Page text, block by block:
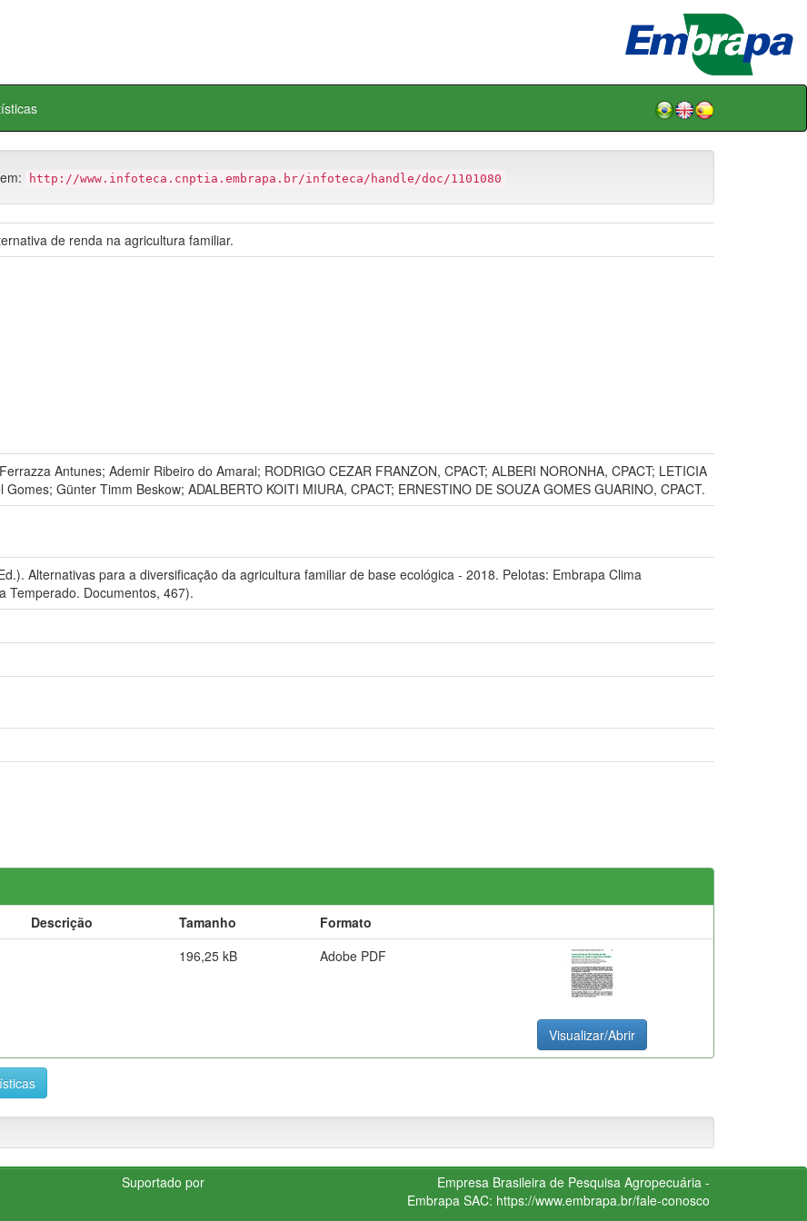
http://www.infoteca.cnptia.embrapa.br/infoteca/handle/doc/1101080
de renda na agricultura familiar.
Antunes; Ademir Ribeiro do Amaral; RODRIGO CEZAR FRANZON, CPACT; ALBERI NORONHA, CPACT; LETICIA
Günter Timm Beskow; ADALBERTO KOITI MIURA, CPACT; ERNESTINO DE SOUZA GOMES GUARINO, CPACT.
Alternativas para a diversificação da agricultura familiar de base ecológica - 2018. Pelotas: Embrapa Clima
Temperado. Documentos, 467).
Descrição Tamanho
Formato
196,25 kB Adobe PDF
Visualizar/Abrir
Suportado por
Empresa Brasileira de Pesquisa Agropecuária -
Embrapa SAC: https://www.embrapa.br/fale-conosco